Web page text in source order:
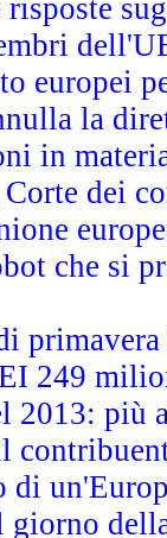
risposte
europei
la
in
Corte dei
che si
249
2013: più
di